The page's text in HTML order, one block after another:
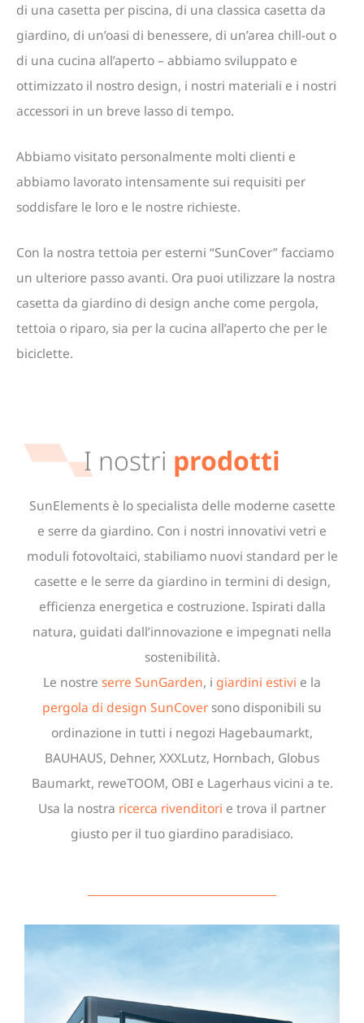
di una casetta per piscina, di una classica casetta da
giardino, di un’oasi di benessere, di un’area chill-out o
di una cucina all’aperto – abbiamo sviluppato e
ottimizzato il nostro design, i nostri materiali e i nostri
accessori in un breve lasso di tempo.
Abbiamo visitato personalmente molti clienti e
abbiamo lavorato intensamente sui requisiti per
soddisfare le loro e le nostre richieste.
Con la nostra tettoia per esterni “SunCover” facciamo
un ulteriore passo avanti. Ora puoi utilizzare la nostra
casetta da giardino di design anche come pergola,
tettoia o riparo, sia per la cucina all’aperto che per le
biciclette.
I nostri prodotti
SunElements è lo specialista delle moderne casette
e serre da giardino. Con i nostri innovativi vetri e
moduli fotovoltaici, stabiliamo nuovi standard per le
casette e le serre da giardino in termini di design,
efficienza energetica e costruzione. Ispirati dalla
natura, guidati dall’innovazione e impegnati nella
sostenibilità.
Le nostre serre SunGarden, i giardini estivi e la
pergola di design SunCover sono disponibili su
ordinazione in tutti i negozi Hagebaumarkt,
BAUHAUS, Dehner, XXXLutz, Hornbach, Globus
Baumarkt, reweTOOM, OBI e Lagerhaus vicini a te.
Usa la nostra ricerca rivenditori e trova il partner
giusto per il tuo giardino paradisiaco.